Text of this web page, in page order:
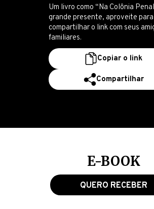
Um livro como “Na Colônia
grande presente, aproveite para
compartilhar o link com seus
familiares.
Copiar o link
Compartilhar
E-BOOK
QUERO RECEBER